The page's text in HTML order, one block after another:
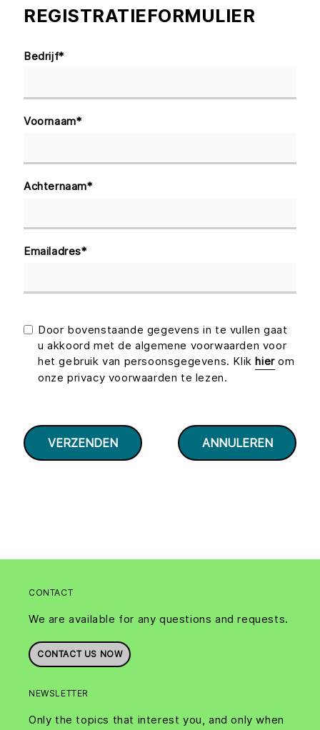
REGISTRATIEFORMULIER
Bedrijf*
Voornaam*
Achternaam*
Emailadres*
Door bovenstaande gegevens in te vullen gaat
u akkoord met de algemene voorwaarden voor
het gebruik van persoonsgegevens. Klik hierom
onze privacy voorwaarden te lezen.
CONTACT
We are available for any questions and requests.
CONTACT US NOW
NEWSLETTER
Only the topics that interest you, and only when